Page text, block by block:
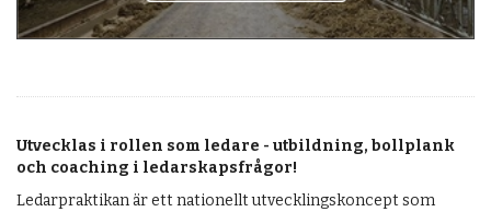
Utvecklas i rollen som ledare - utbildning, bollplank
och coaching i ledarskapsfrågor!
Ledarpraktikan är ett nationellt utvecklingskoncept som